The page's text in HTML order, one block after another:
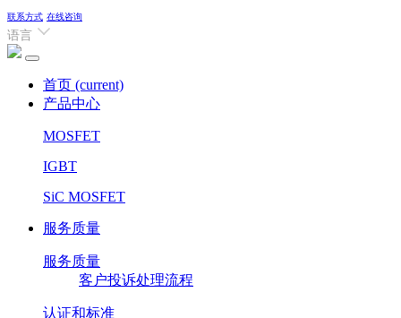
联系方式 在线咨询
语言
首页 (current)
产品中心
MOSFET
IGBT
SiC MOSFET
服务质量
服务质量
客户投诉处理流程
认证和标准